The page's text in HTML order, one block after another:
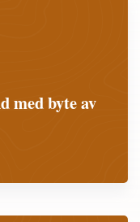
med byte av